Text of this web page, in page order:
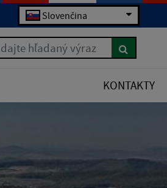
Slovenčina
hľadaný výraz
KONTAKTY